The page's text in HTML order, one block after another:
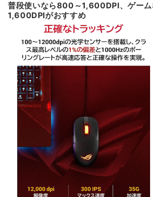
普段使いなら800～1,600DPI、ゲー
1,600DPIがおすすめ